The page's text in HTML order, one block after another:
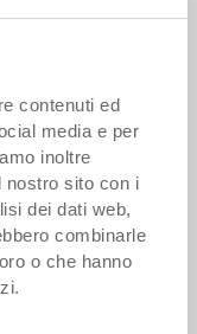
contenuti ed
media e per
inoltre
nostro sito con i
dei dati web,
combinarle
o che hanno
105.45
CHF 91.40
di imballaggio.